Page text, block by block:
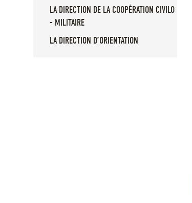
LA DIRECTION DE LA COOPÉRATION CIVILO
- MILITAIRE
LA DIRECTION D’ORIENTATION